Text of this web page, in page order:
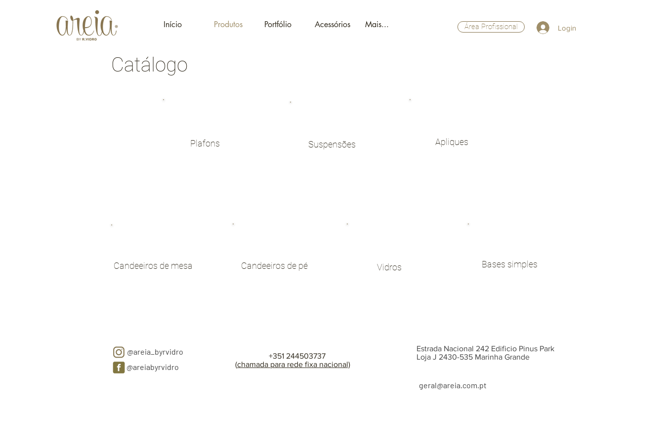
Início Produtos Portfólio Acessórios Mais... Área Profissional Login
Catálogo
Plafons Suspensões Apliques
Candeeiros de mesa Candeeiros de pé Vidros Bases simples
@areiabyrvidro
+351 244503737
(chamada para rede fixa nacional)
@areia_byrvidro
Estrada Nacional 242 Edificio Pinus Park
Loja J 2430-535 Marinha Grande
geral@areia.com.pt